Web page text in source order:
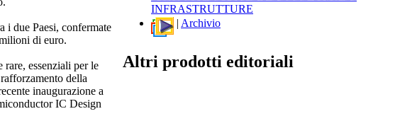
i due Paesi, confermate
di euro.
essenziali per le
della
inaugurazione a
IC Design
INFRASTRUTTURE
| Archivio
Altri prodotti editoriali